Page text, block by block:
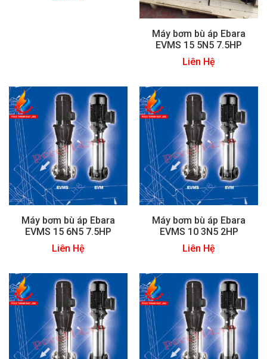
Máy bơm bù áp Ebara
EVMS 15 5N5 7.5HP
Liên Hệ
Máy bơm bù áp Ebara
EVMS 15 6N5 7.5HP
Liên Hệ
Máy bơm bù áp Ebara
EVMS 10 3N5 2HP
Liên Hệ